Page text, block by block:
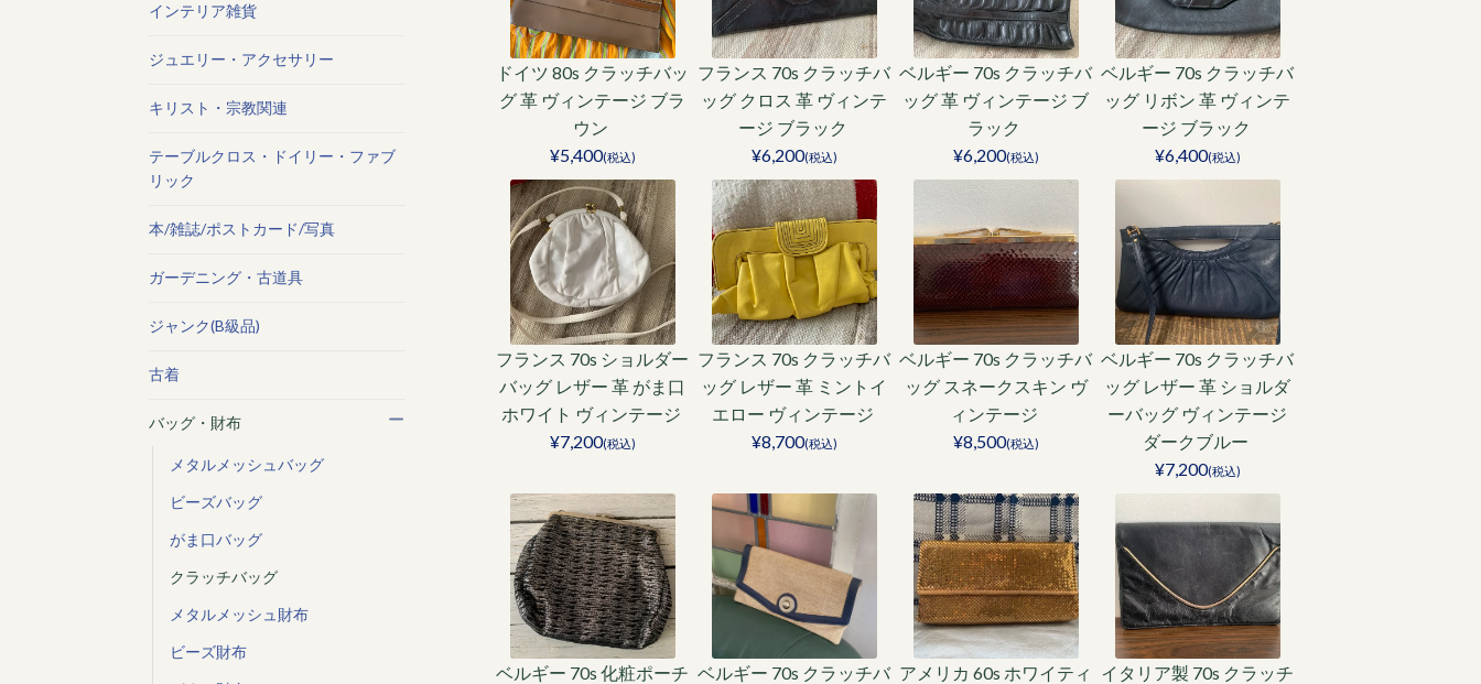
ドイツ 80s クラッチバッ
グ 革 ヴィンテージ ブラ
ウン
¥5,400(税込)
フランス 70s クラッチバ
ッグ クロス 革 ヴィンテ
ージ ブラック
¥6,200(税込)
ベルギー 70s クラッチバ
ッグ 革 ヴィンテージ ブ
ラック
¥6,200(税込)
ベルギー 70s クラッチバ
ッグ リボン 革 ヴィンテ
ージ ブラック
¥6,400(税込)
フランス 70s ショルダー
バッグ レザー 革 がま口
ホワイト ヴィンテージ
¥7,200(税込)
フランス 70s クラッチバ
ッグ レザー 革 ミントイ
エロー ヴィンテージ
¥8,700(税込)
ベルギー 70s クラッチバ
ッグ スネークスキン ヴ
ィンテージ
¥8,500(税込)
ベルギー 70s クラッチバ
ッグ レザー 革 ショルダ
ーバッグ ヴィンテージ
ダークブルー
¥7,200(税込)
ベルギー 70s 化粧ポーチ ベルギー 70s クラッチバ アメリカ 60s ホワイティ
イタリア製 70s クラッチ
インテリア雑貨
ジュエリー・アクセサリー
キリスト・宗教関連
テーブルクロス・ドイリー・ファブ
リック
本/雑誌/ポストカード/写真
ガーデニング・古道具
ジャンク(B級品)
古着
バッグ・財布
メタルメッシュバッグ
ビーズバッグ
がま口バッグ
クラッチバッグ
メタルメッシュ財布
ビーズ財布